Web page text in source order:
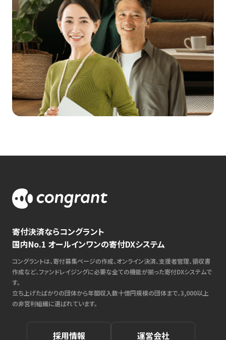
寄付決済ならコングラント
国内No.1 オールインワンの寄付DXシステム
コングラントは、寄付募集ページの作成、オンライン決済、支援者管理、領収書
作成など、ファンドレイジングに必要な全ての機能が揃った寄付DXシステムで
す。
立ち上げたばかりの団体から年間収入数十億円規模の団体まで、3,000以上
の非営利組織に選ばれています。
採用情報 運営会社